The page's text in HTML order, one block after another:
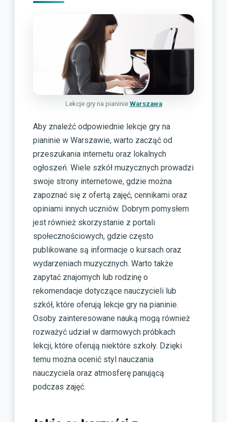
Lekcje gry na pianinie Warszawa
Aby znaleźć odpowiednie lekcje gry na
pianinie w Warszawie, warto zacząć od
przeszukania internetu oraz lokalnych
ogłoszeń. Wiele szkół muzycznych prowadzi
swoje strony internetowe, gdzie można
zapoznać się z ofertą zajęć, cennikami oraz
opiniami innych uczniów. Dobrym pomysłem
jest również skorzystanie z portali
społecznościowych, gdzie często
publikowane są informacje o kursach oraz
wydarzeniach muzycznych. Warto także
zapytać znajomych lub rodzinę o
rekomendacje dotyczące nauczycieli lub
szkół, które oferują lekcje gry na pianinie.
Osoby zainteresowane nauką mogą również
rozważyć udział w darmowych próbkach
lekcji, które oferują niektóre szkoły. Dzięki
temu można ocenić styl nauczania
nauczyciela oraz atmosferę panującą
podczas zajęć.